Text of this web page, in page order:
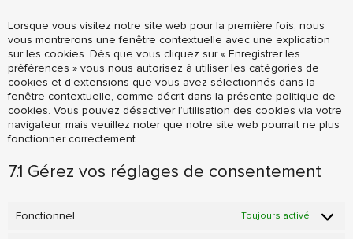
Lorsque vous visitez notre site web pour la première fois, nous
vous montrerons une fenêtre contextuelle avec une explication
sur les cookies. Dès que vous cliquez sur « Enregistrer les
préférences » vous nous autorisez à utiliser les catégories de
cookies et d’extensions que vous avez sélectionnés dans la
fenêtre contextuelle, comme décrit dans la présente politique de
cookies. Vous pouvez désactiver l’utilisation des cookies via votre
navigateur, mais veuillez noter que notre site web pourrait ne plus
fonctionner correctement.
7.1 Gérez vos réglages de consentement
Fonctionnel Toujours activé